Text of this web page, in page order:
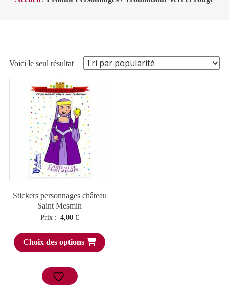
Voici le seul résultat
Stickers personnages château
Saint Mesmin
Prix : 4,00€
Choix des options